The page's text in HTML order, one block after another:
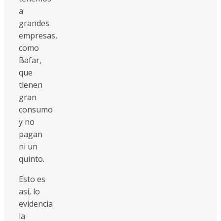
a
grandes
empresas,
como
Bafar,
que
tienen
gran
consumo
y no
pagan
ni un
quinto.
Esto es
así, lo
evidencia
la